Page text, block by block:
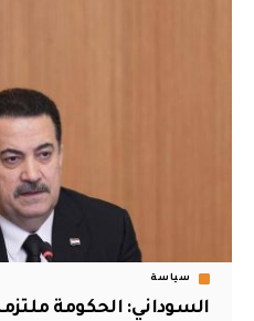
سياسة
السوداني: الحكومة